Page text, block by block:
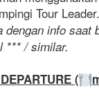
Tour
dengan info saat
*** / similar.
(